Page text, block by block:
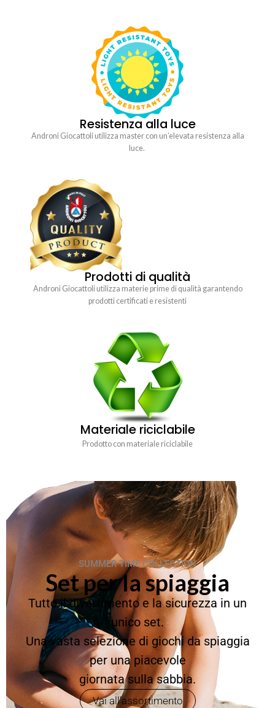
Resistenza alla luce
Androni Giocattoli utilizza master con un’elevata resistenza alla
luce.
Prodotti di qualità
Androni Giocattoli utilizza materie prime di qualità garantendo
prodotti certificati e resistenti
Materiale riciclabile
Prodotto con materiale riciclabile
SUMMER TIME COLLECTION
Set per la spiaggia
Tutto il divertimento e la sicurezza in un
unico set.
Una vasta selezione di giochi da spiaggia
per una piacevole
giornata sulla sabbia.
Vai all'assortimento